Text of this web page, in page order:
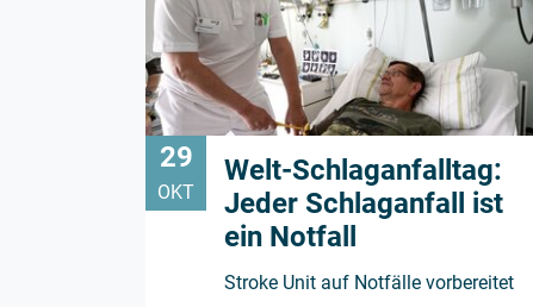
29
OKT
Welt-Schlaganfalltag:
Jeder Schlaganfall ist
ein Notfall
Stroke Unit auf Notfälle vorbereitet